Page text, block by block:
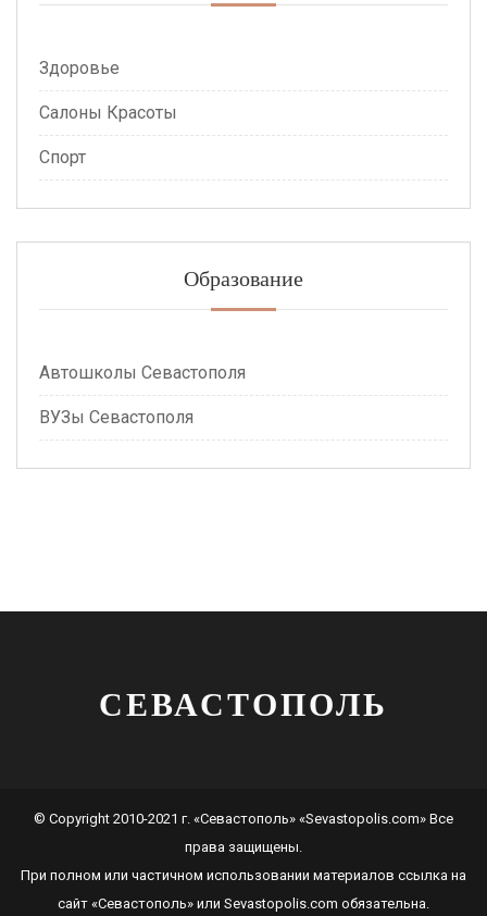
Здоровье
Салоны Красоты
Спорт
Образование
Автошколы Севастополя
ВУЗы Севастополя
СЕВАСТОПОЛЬ
© Copyright 2010-2021 г. «Севастополь» «Sevastopolis.com» Все
права защищены.
При полном или частичном использовании материалов ссылка на
сайт «Севастополь» или Sevastopolis.com обязательна.